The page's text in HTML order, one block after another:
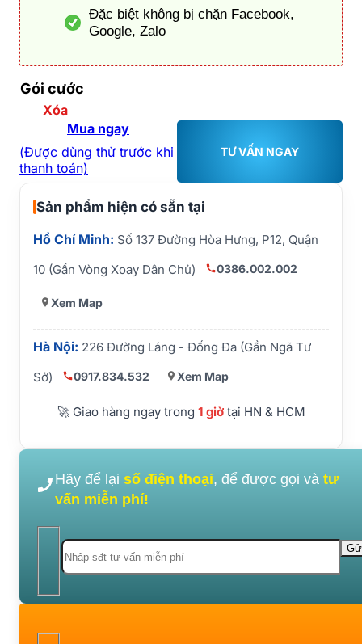
Đặc biệt không bị chặn Facebook,
Google, Zalo
Gói cước
Xóa
Mua ngay
(Được dùng thử trước khi
thanh toán)
TƯ VẤN NGAY
Sản phẩm hiện có sẵn tại
Hồ Chí Minh: Số 137 Đường Hòa Hưng, P12, Quận
10 (Gần Vòng Xoay Dân Chủ)
0386.002.002
Xem Map
Hà Nội: 226 Đường Láng - Đống Đa (Gần Ngã Tư
Sở)
0917.834.532 Xem Map
🚀 Giao hàng ngay trong 1 giờtại HN & HCM
Hãy để lại số điện thoại, để được gọi và tư
vấn miễn phí!